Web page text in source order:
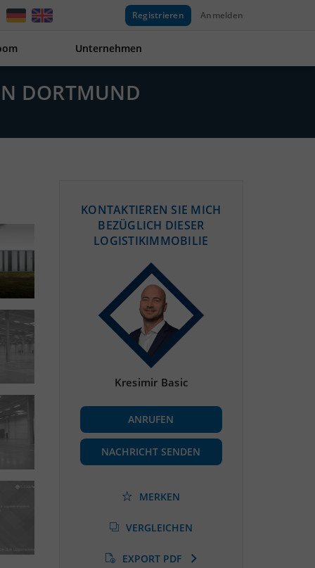
Registrieren Anmelden
Unternehmen
DORTMUND
KONTAKTIEREN SIE MICH
BEZÜGLICH DIESER
LOGISTIKIMMOBILIE
Kresimir Basic
ANRUFEN
NACHRICHT SENDEN
MERKEN
VERGLEICHEN
EXPORT PDF